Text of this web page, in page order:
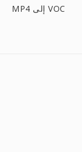
MP4 إلى VOC